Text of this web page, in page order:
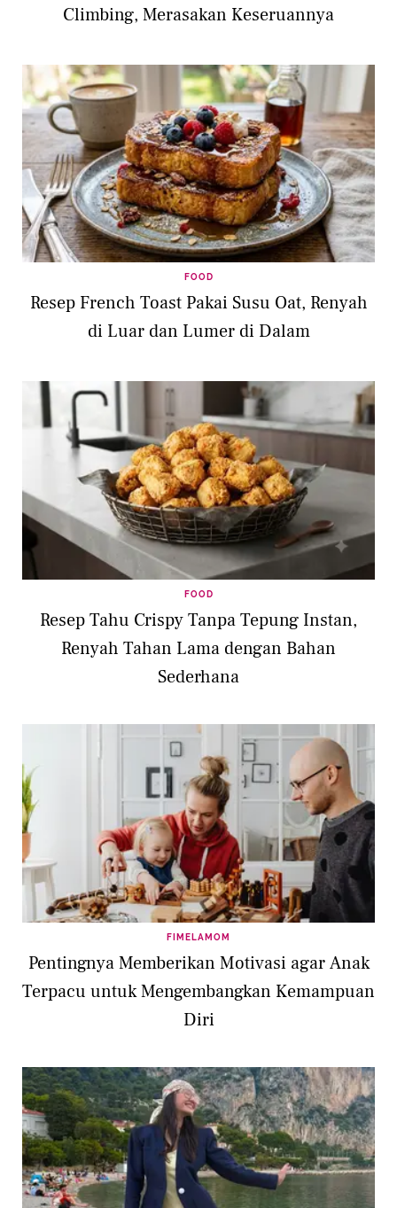
Climbing, Merasakan Keseruannya
FOOD
Resep French Toast Pakai Susu Oat, Renyah
di Luar dan Lumer di Dalam
FOOD
Resep Tahu Crispy Tanpa Tepung Instan,
Renyah Tahan Lama dengan Bahan
Sederhana
FIMELAMOM
Pentingnya Memberikan Motivasi agar Anak
Terpacu untuk Mengembangkan Kemampuan
Diri